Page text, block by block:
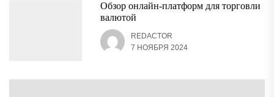
Обзор онлайн-платформ для торговли
валютой
REDACTOR
7 НОЯБРЯ 2024